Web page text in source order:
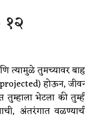
१२
त्यामुळे तुमच्यावर
(projected) होऊन,
भेटला की
अंतरंगात